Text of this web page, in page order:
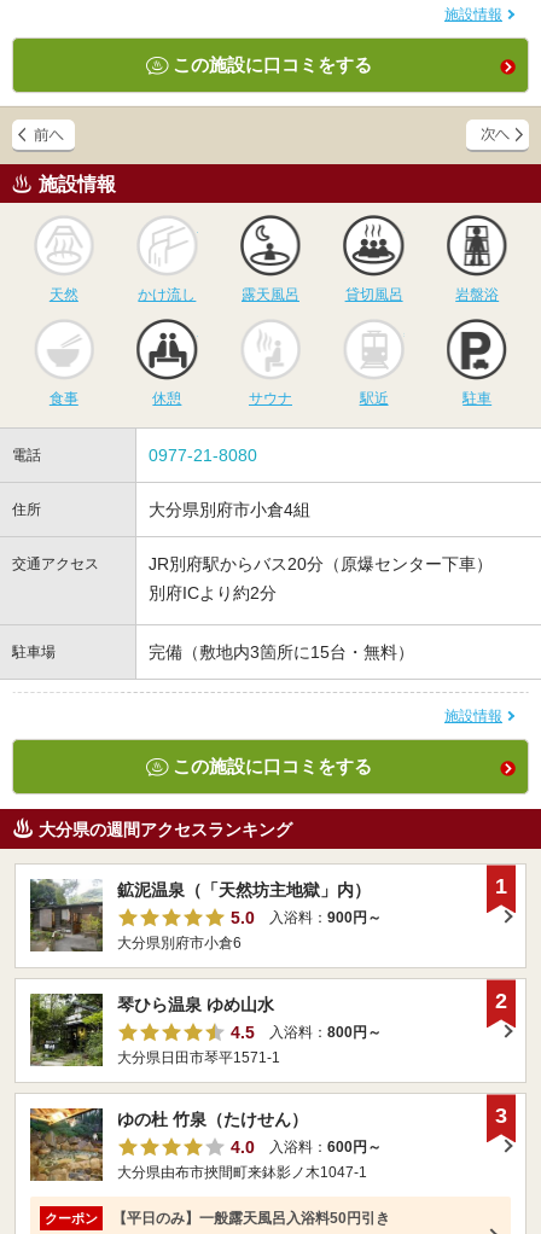
施設情報
この施設に口コミをする
施設情報
天然
かけ流し
かけ流し
露天風呂
露天風呂
貸切風呂
貸切風呂 岩盤浴
食事 休憩
サウナ
サウナ 駅近 駐車
電話 0977-21-8080
住所 大分県別府市小倉4組
交通アクセス
JR別府駅からバス20分（原爆センター下車）
別府ICより約2分
駐車場 完備（敷地内3箇所に15台・無料）
施設情報
この施設に口コミをする
大分県の週間アクセスランキング
鉱泥温泉（「天然坊主地獄」内）
5.0
入浴料： 900円～
大分県別府市小倉6
1
琴ひら温泉 ゆめ山水
4.5
入浴料： 800円～
大分県日田市琴平1571-1
2
ゆの杜 竹泉（たけせん）
4.0
入浴料： 600円～
大分県由布市挾間町来鉢影ノ木1047-1
クーポン 【平日のみ】一般露天風呂入浴料50円引き
3